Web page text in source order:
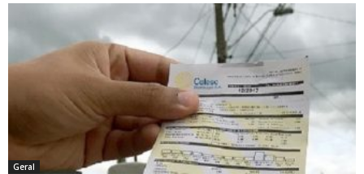
Geral